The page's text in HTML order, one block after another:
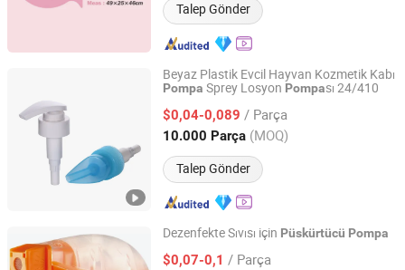
Talep Gönder
Beyaz Plastik Evcil Hayvan Kozmetik Kabı
Pompa Sprey Losyon Pompası 24/410
$0,04-0,089 / Parça
10.000 Parça (MOQ)
Talep Gönder
Guangzhou Zhengxi Packing Products Co., Ltd.
Guangdong, China Fiyat 2023
Dezenfekte Sıvısı için Püskürtücü Pompa
$0,07-0,1 / Parça
Ningbo Jiahua Plastic Co., Ltd.